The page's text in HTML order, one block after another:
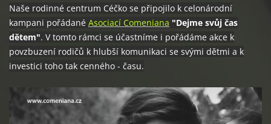
Naše rodinné centrum Céčko se připojilo k celonárodní
kampani pořádané Asociací Comeniana "Dejme svůj čas
dětem". V tomto rámci se účastníme i pořádáme akce k
povzbuzení rodičů k hlubší komunikaci se svými dětmi a k
investici toho tak cenného - času.